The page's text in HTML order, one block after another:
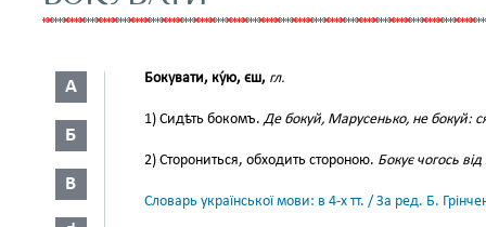
А
Б
В
Бокувати, ку́ю, єш, гл.
1) Сидѣть бокомъ.Де бокуй, Марусенько, не бокуй:
2) Сторониться, обходить стороною. Бокує чогось
Словарь української мови: в 4-х тт. / За ред. Б.